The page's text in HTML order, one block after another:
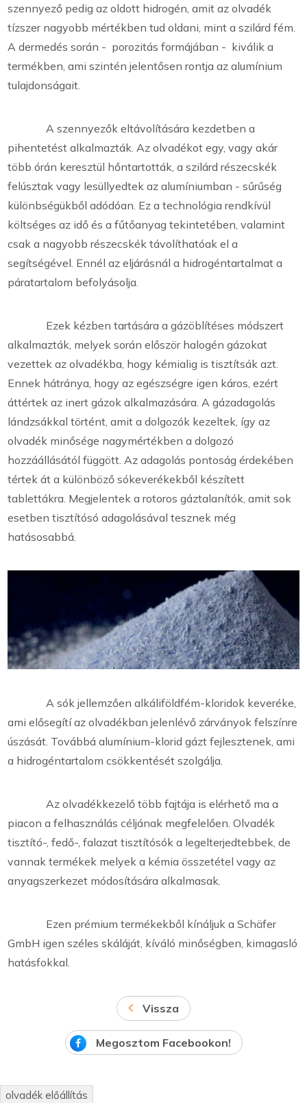
szennyező pedig az oldott hidrogén, amit az olvadék
tízszer nagyobb mértékben tud oldani, mint a szilárd fém.
A dermedés során - porozitás formájában - kiválik a
termékben, ami szintén jelentősen rontja az alumínium
tulajdonságait.
A szennyezők eltávolítására kezdetben a
pihentetést alkalmazták. Az olvadékot egy, vagy akár
több órán keresztül hőntartották, a szilárd részecskék
felúsztak vagy lesüllyedtek az alumíniumban - sűrűség
különbségükből adódóan. Ez a technológia rendkívül
költséges az idő és a fűtőanyag tekintetében, valamint
csak a nagyobb részecskék távolíthatóak el a
segítségével. Ennél az eljárásnál a hidrogéntartalmat a
páratartalom befolyásolja.
Ezek kézben tartására a gázöblítéses módszert
alkalmazták, melyek során először halogén gázokat
vezettek az olvadékba, hogy kémialig is tisztítsák azt.
Ennek hátránya, hogy az egészségre igen káros, ezért
áttértek az inert gázok alkalmazására. A gázadagolás
lándzsákkal történt, amit a dolgozók kezeltek, így az
olvadék minősége nagymértékben a dolgozó
hozzáállásától függött. Az adagolás pontoság érdekében
tértek át a különböző sókeverékekből készített
tablettákra. Megjelentek a rotoros gáztalanítók, amit sok
esetben tisztítósó adagolásával tesznek még
hatásosabbá.
A sók jellemzően alkáliföldfém-kloridok keveréke,
ami elősegítí az olvadékban jelenlévő zárványok felszínre
úszását. Továbbá alumínium-klorid gázt fejlesztenek, ami
a hidrogéntartalom csökkentését szolgálja.
Az olvadékkezelő több fajtája is elérhető ma a
piacon a felhasználás céljának megfelelően. Olvadék
tisztító-, fedő-, falazat tisztítósók a legelterjedtebbek, de
vannak termékek melyek a kémia összetétel vagy az
anyagszerkezet módosítására alkalmasak.
Ezen prémium termékekből kínáljuk a Schäfer
GmbH igen széles skáláját, kíváló minőségben, kimagasló
hatásfokkal.
Vissza
Megosztom Facebookon!
olvadék előállítás